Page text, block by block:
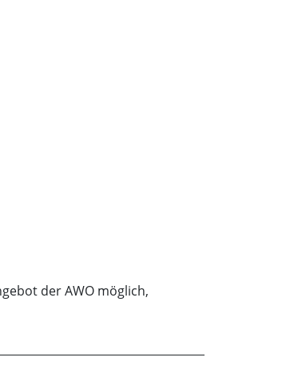
der AWO möglich,